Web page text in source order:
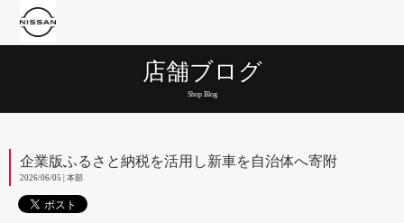
店舗ブログ
Shop Blog
企業版ふるさと納税を活用し新車を自治体へ寄附
2026/06/05 | 本部